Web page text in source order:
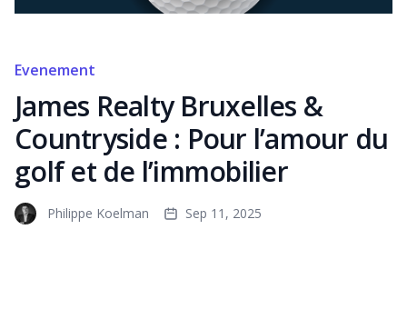
Evenement
James Realty Bruxelles &
Countryside : Pour l’amour du
golf et de l’immobilier
Philippe Koelman Sep 11, 2025